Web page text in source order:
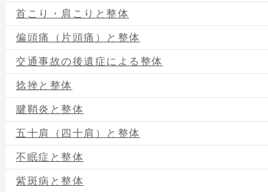
首こり・肩こりと整体
偏頭痛（片頭痛）と整体
交通事故の後遺症による整体
捻挫と整体
腱鞘炎と整体
五十肩（四十肩）と整体
不眠症と整体
紫斑病と整体